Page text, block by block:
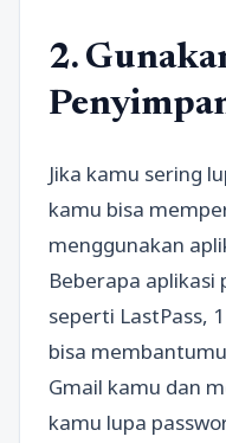
2.
Jika kamu sering
kamu bisa
menggunakan
Beberapa aplikasi
seperti LastPass,
bisa
Gmail kamu dan
kamu lupa